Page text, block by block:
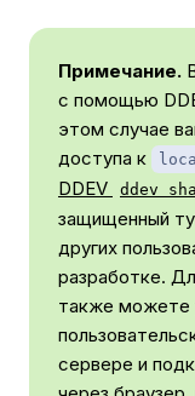
Примечание.
с помощью
этом случае
доступа к
DDEV
ddev
защищенный
других
разработке.
также можете
сервере и